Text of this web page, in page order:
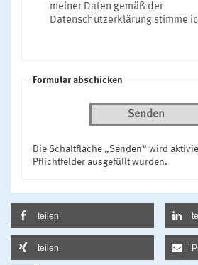
meiner Daten gemäß der
Datenschutzerklärung stimme
Formular abschicken
Senden
Die Schaltfläche „Senden“ wird
Pflichtfelder ausgefüllt wurden.
teilen
teilen